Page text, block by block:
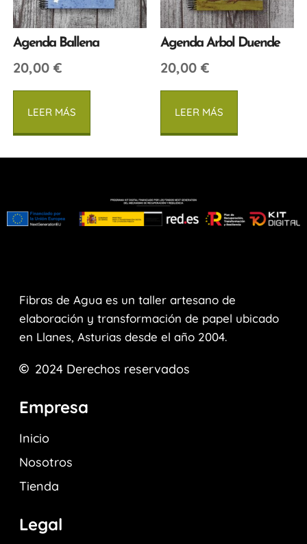
Agenda Ballena
20,00 €
LEER MÁS
Agenda Arbol Duende
20,00 €
LEER MÁS
Fibras de Agua es un taller artesano de
elaboración y transformación de papel ubicado
en Llanes, Asturias desde el año 2004.
2024 Derechos reservados
Empresa
Inicio
Nosotros
Tienda
Legal